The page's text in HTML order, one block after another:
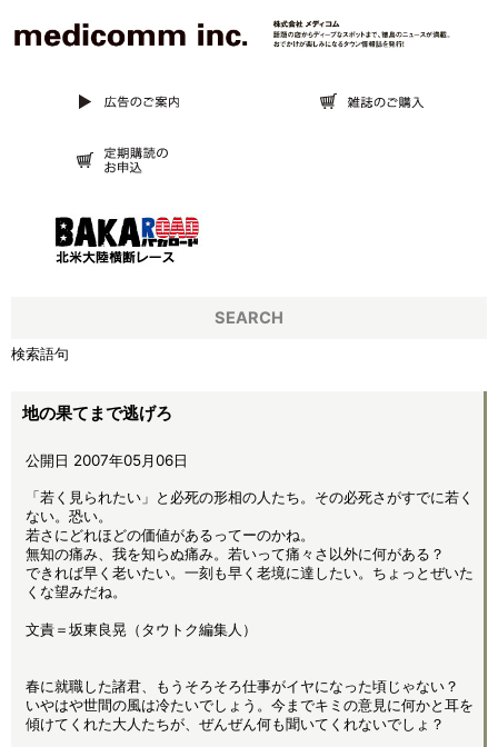
地の果てまで逃げろ
公開日 2007年05月06日
「若く見られたい」と必死の形相の人たち。その必死さがすでに若く
ない。恐い。
若さにどれほどの価値があるってーのかね。
無知の痛み、我を知らぬ痛み。若いって痛々さ以外に何がある？
できれば早く老いたい。一刻も早く老境に達したい。ちょっとぜいた
くな望みだね。
文責＝坂東良晃（タウトク編集人）
春に就職した諸君、もうそろそろ仕事がイヤになった頃じゃない？
いやはや世間の風は冷たいでしょう。今までキミの意見に何かと耳を
傾けてくれた大人たちが、ぜんぜん何も聞いてくれないでしょ？
SEARCH
検索語句